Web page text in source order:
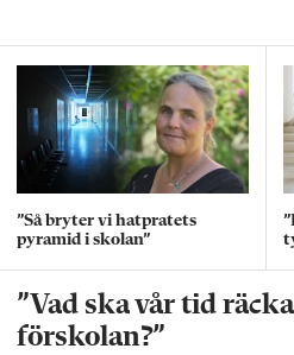
”Så bryter vi hatpratets
pyramid i skolan”
”Vad ska vår tid
förskolan?”